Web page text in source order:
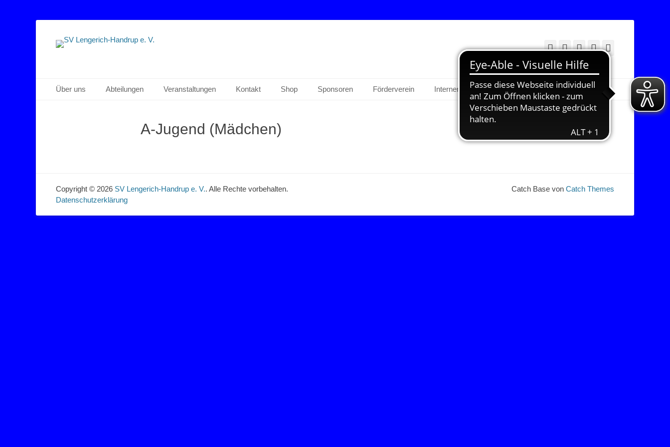
SV Lengerich-Handrup e. V.
Sportverein Lengerich Handrup Facebook
Twitter
E- YouTube
Primäres Menü
Zum
Inhalt
Über uns Abteilungen Veranstaltungen Kontakt Shop Sponsoren Förderverein Interner Bereich
Suchen
A-Jugend (Mädchen)
Copyright © 2026 SV Lengerich-Handrup e. V.. Alle Rechte vorbehalten.
Datenschutzerklärung
Catch Base von Catch Themes